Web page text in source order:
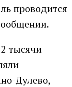
проводится
тысячи
Дулево,